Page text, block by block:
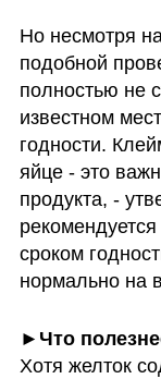
Но несмотря
подобной
полностью не
известном
годности.
яйце - это
продукта, -
сроком
нормально на
Хотя желток